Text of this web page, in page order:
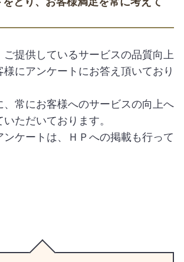
ご提供しているサービスの品質向上
にアンケートにお答え頂いており
、常にお客様へのサービスの向上へ
ただいております。
ンケートは、ＨＰへの掲載も行って